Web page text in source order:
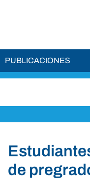
PUBLICACIONES
de